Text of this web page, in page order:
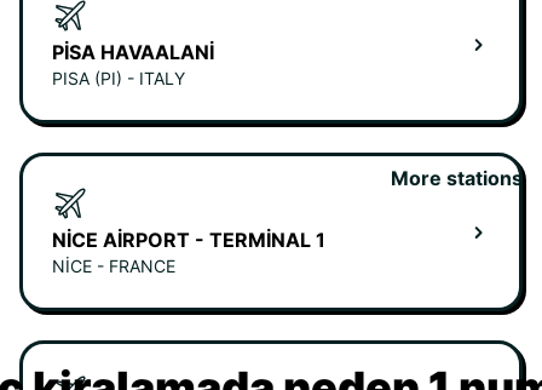
PISA HAVAALANI
PISA (PI) - ITALY
NICE AIRPORT - TERMINAL 1
NICE - FRANCE
More stations